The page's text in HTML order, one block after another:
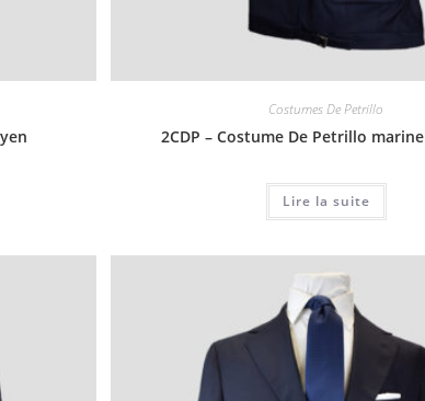
Costumes De Petrillo
2CDP – Costume De Petrillo
Lire la suite